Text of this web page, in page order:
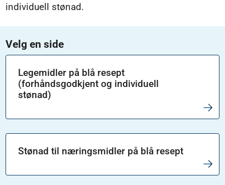
individuell stønad.
Velg en side
Legemidler på blå resept
(forhåndsgodkjent og individuell
stønad)
Stønad til næringsmidler på blå resept